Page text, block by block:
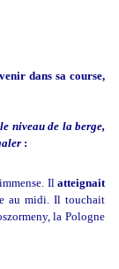
dans sa course,
niveau de la berge,
:
Il atteignait
au midi. Il touchait
la Pologne